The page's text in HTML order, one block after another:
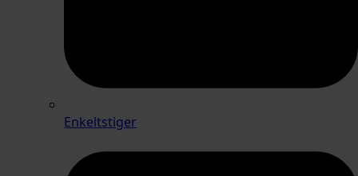
Enkeltstiger